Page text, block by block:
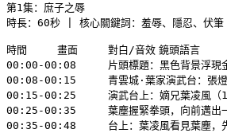
第1集：庶子之辱
時長：60秒 | 核心關鍵詞：羞辱、隱忍、伏筆
時間	畫面	對白/音效	鏡頭語言
00:00-00:08	片頭標題：黑色背景浮現金色大字「九天道尊」，背景隱約有輪迴印圖案旋轉	磅礴的東方史詩配樂漸起	慢速拉遠，營造史詩感
00:08-00:15	青雲城·葉家演武台：張燈結綵，葉家年祭正在舉行。台上嫡系子弟意氣風發，台下旁系族人簇擁。鏡頭掃過人群，定格在角落——葉塵獨自站著，衣著樸素但乾淨	歡呼聲、鑼鼓聲（環境音）	長鏡頭從熱鬧掃向孤獨，對比強烈
00:15-00:25	演武台上：嫡兄葉凌風（17歲，錦衣華服）一拳轟碎測力石，全場歡呼。他傲然環視：「葉家年輕一輩，還有誰敢上來一戰？」	葉凌風：「還有誰敢上來一戰！」（囂張語氣）	仰拍葉凌風，突出其高高在上
00:25-00:35	葉塵握緊拳頭，向前邁出一步。旁邊的族人拉住他：「你瘋了？你連真氣都沒有，上去找死？」葉塵甩開他的手，徑直走向演武台。	族人：「你連真氣都沒有，上去找死？」	跟拍葉塵背影，腳步堅定
00:35-00:48	台上：葉凌風看見葉塵，先是愣住，然後大笑：「我當是誰，原來是我們葉家的『雜靈根天才』啊！怎麼，你也想上台？」全場哄笑。葉塵沉默地站在台上，與葉凌風對視。	葉凌風：「雜靈根天才！哈哈哈哈！」